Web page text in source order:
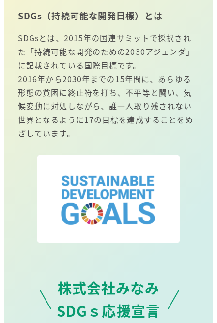
SDGs（持続可能な開発目標）とは
SDGsとは、2015年の国連サミットで採択され
た「持続可能な開発のための2030アジェンダ」
に記載されている国際目標です。
2016年から2030年までの15年間に、あらゆる
形態の貧困に終止符を打ち、不平等と闘い、気
候変動に対処しながら、誰一人取り残されない
世界となるように17の目標を達成することをめ
ざしています。
株式会社みなみ
SDGｓ応援宣言